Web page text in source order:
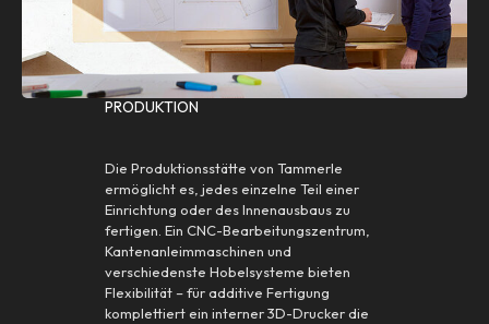
PRODUKTION
Die Produktionsstätte von Tammerle
ermöglicht es, jedes einzelne Teil einer
Einrichtung oder des Innenausbaus zu
fertigen. Ein CNC-Bearbeitungszentrum,
Kantenanleimmaschinen und
verschiedenste Hobelsysteme bieten
Flexibilität – für additive Fertigung
komplettiert ein interner 3D-Drucker die